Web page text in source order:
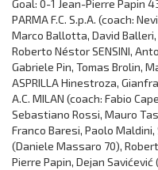
Goal: 0-1 Jean-Pierre Papin
PARMA F.C. S.p.A. (coach:
Marco Ballotta, David
Roberto Néstor SENSINI,
Gabriele Pin, Tomas Brolin,
ASPRILLA Hinestroza,
A.C. MILAN (coach: Fabio
Sebastiano Rossi, Mauro
Franco Baresi, Paolo
(Daniele Massaro 70),
Pierre Papin, Dejan